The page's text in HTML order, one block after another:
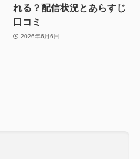
れる？配信状況とあらすじ
口コミ
2026年6月6日